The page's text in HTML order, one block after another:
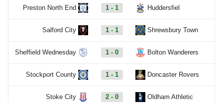
Preston North End 1 - 1 Huddersfiel
Salford City 1 - 1 Shrewsbury Town
Sheffield Wednesday 1 - 0 Bolton Wanderers
Stockport County 1 - 1 Doncaster Rovers
Stoke City 2 - 0 Oldham Athletic